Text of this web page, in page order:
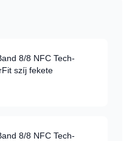
8/8 NFC Tech-
szíj fekete
8/8 NFC Tech-